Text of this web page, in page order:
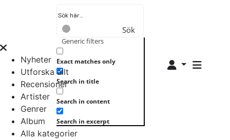
Sök
Generic filters
Exact matches only
Search in title
Search in content
Search in excerpt
Nyheter
Utforska allt
Recensioner
Artister
Genrer
Album
Alla kategorier